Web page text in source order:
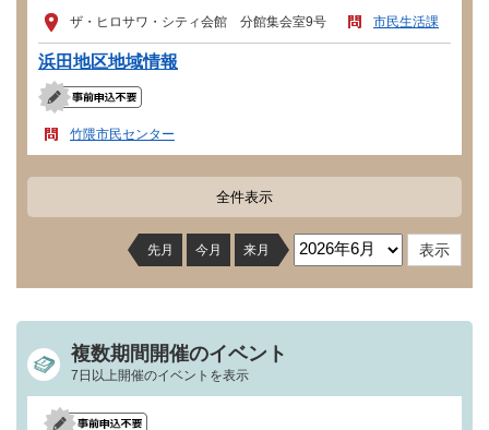
ザ・ヒロサワ・シティ会館 分館集会室9号
市民生活課
浜田地区地域情報
竹隈市民センター
全件表示
先月 今月 来月
複数期間開催のイベント
7日以上開催のイベントを表示